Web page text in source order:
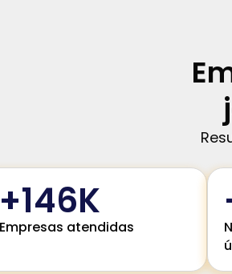
Empresas atendidas
+147K